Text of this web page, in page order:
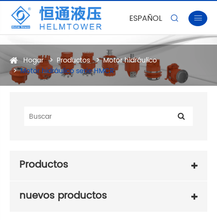
ESPAÑOL  
Hogar Productos
Motor hidráulico
Motor hidráulico serie HMCR
Productos
nuevos productos